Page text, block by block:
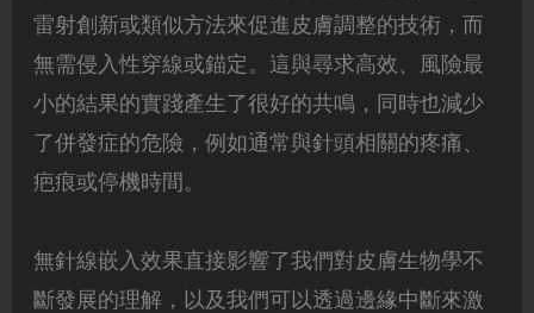
雷射創新或類似方法來促進皮膚調整的技術，而
無需侵入性穿線或錨定。這與尋求高效、風險最
小的結果的實踐產生了很好的共鳴，同時也減少
了併發症的危險，例如通常與針頭相關的疼痛、
疤痕或停機時間。
無針線嵌入效果直接影響了我們對皮膚生物學不
斷發展的理解，以及我們可以透過邊緣中斷來激